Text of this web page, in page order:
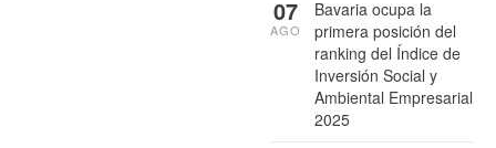
Bavaria ocupa la
primera posición del
ranking del Índice de
Inversión Social y
Ambiental Empresarial
2025
07
AGO